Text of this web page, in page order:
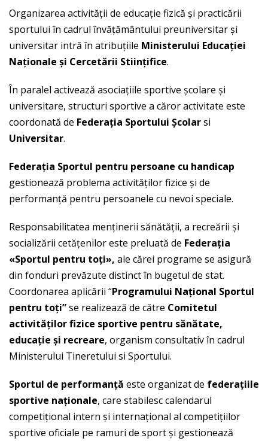
Organizarea activităţii de educaţie fizică şi practicării
sportului în cadrul învăţământului preuniversitar şi
universitar intră în atribuţiile Ministerului Educaţiei
Naţionale şi Cercetării Stiinţifice.
În paralel activează asociaţiile sportive şcolare şi
universitare, structuri sportive a căror activitate este
coordonată de Federaţia Sportului Şcolarsi
Universitar.
Federaţia Sportul pentru persoane cu handicap
gestionează problema activităţilor fizice şi de
performanţă pentru persoanele cu nevoi speciale.
Responsabilitatea menţinerii sănătăţii, a recreării şi
socializării cetăţenilor este preluată de Federaţia
«Sportul pentru toţi», ale cărei programe se asigură
din fonduri prevăzute distinct în bugetul de stat.
Coordonarea aplicării “Programului Naţional Sportul
pentru toţi”se realizează de către Comitetul
activităţilor fizice sportive pentru sănătate,
educaţie şi recreare, organism consultativ în cadrul
Ministerului Tineretului si Sportului.
Sportul de performanţă este organizat de federaţiile
sportive naţionale, care stabilesc calendarul
competiţional intern şi internaţional al competiţiilor
sportive oficiale pe ramuri de sport şi gestionează